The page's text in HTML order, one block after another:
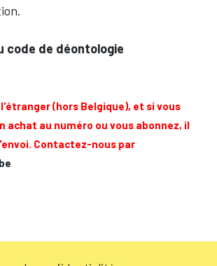
code de déontologie
(hors Belgique), et si vous
achat au numéro ou vous abonnez, il
Contactez-nous par